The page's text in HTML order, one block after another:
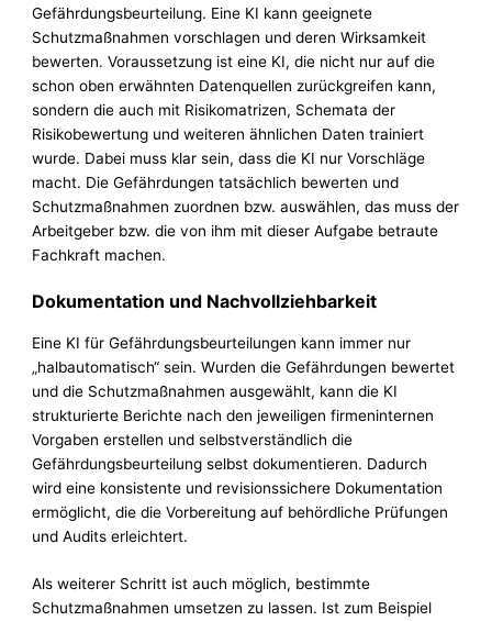
Gefährdungsbeurteilung. Eine KI kann geeignete
Schutzmaßnahmen vorschlagen und deren Wirksamkeit
bewerten. Voraussetzung ist eine KI, die nicht nur auf die
schon oben erwähnten Datenquellen zurückgreifen kann,
sondern die auch mit Risikomatrizen, Schemata der
Risikobewertung und weiteren ähnlichen Daten trainiert
wurde. Dabei muss klar sein, dass die KI nur Vorschläge
macht. Die Gefährdungen tatsächlich bewerten und
Schutzmaßnahmen zuordnen bzw. auswählen, das muss der
Arbeitgeber bzw. die von ihm mit dieser Aufgabe betraute
Fachkraft machen.
Dokumentation und Nachvollziehbarkeit
Eine KI für Gefährdungsbeurteilungen kann immer nur
„halbautomatisch“ sein. Wurden die Gefährdungen bewertet
und die Schutzmaßnahmen ausgewählt, kann die KI
strukturierte Berichte nach den jeweiligen firmeninternen
Vorgaben erstellen und selbstverständlich die
Gefährdungsbeurteilung selbst dokumentieren. Dadurch
wird eine konsistente und revisionssichere Dokumentation
ermöglicht, die die Vorbereitung auf behördliche Prüfungen
und Audits erleichtert.
Als weiterer Schritt ist auch möglich, bestimmte
Schutzmaßnahmen umsetzen zu lassen. Ist zum Beispiel